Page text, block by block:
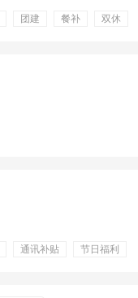
团建 餐补 双休
通讯补贴 节日福利